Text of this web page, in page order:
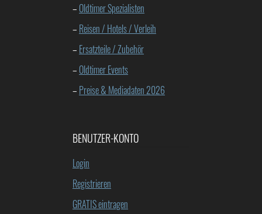
– Oldtimer Spezialisten
– Reisen / Hotels / Verleih
– Ersatzteile / Zubehör
– Oldtimer Events
– Preise & Mediadaten 2026
BENUTZER-KONTO
Login
Registrieren
GRATIS eintragen